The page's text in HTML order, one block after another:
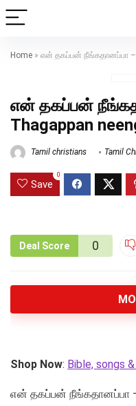
Home » என் தகப்பன் நீங்கதானப்பா –
என் தகப்பன்
Thagappan
Tamil christians Tamil
Save
0
Deal Score 0
Shop Now: Bible, songs
என் தகப்பன் நீங்கதானப்பா –